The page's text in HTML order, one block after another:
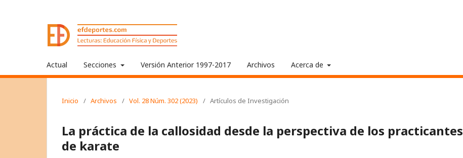
Actual Secciones Versión Anterior 1997-2017 Archivos Acerca de
Inicio / Archivos / Vol. 28 Núm. 302 (2023) / Artículos de Investigación
La práctica de la callosidad desde la perspectiva de los practicantes
de karate